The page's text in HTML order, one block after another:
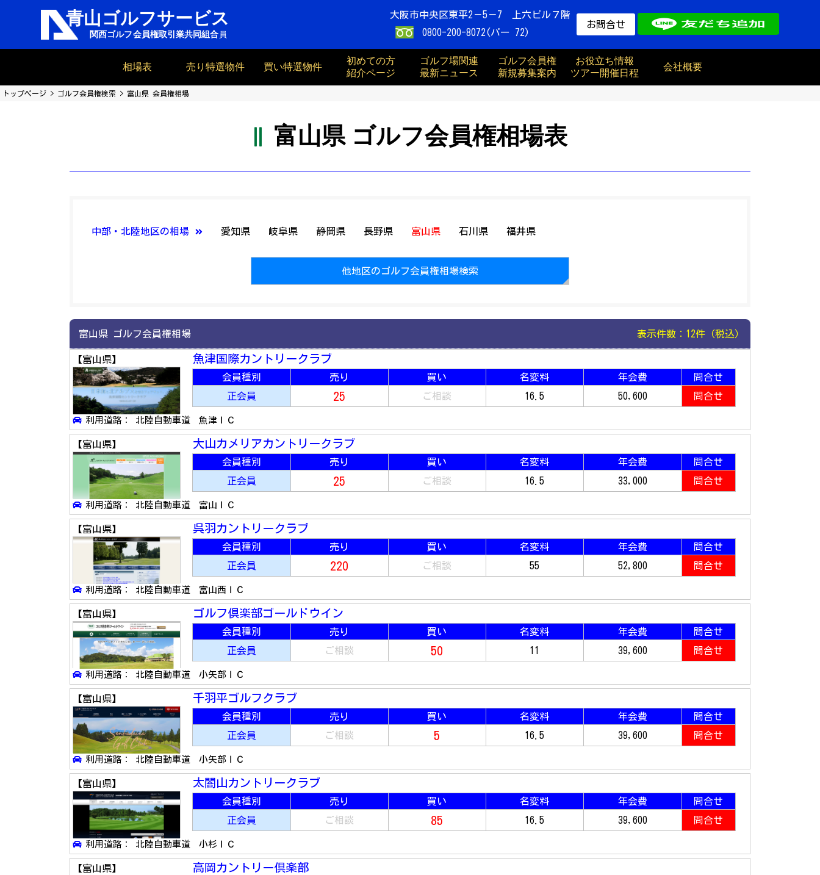
大阪市中央区東平2－5－7 上六ビル７階
0800-200-8072(パー 72)
お問合せ
相場表 売り特選物件 買い特選物件
初めての方
紹介ページ
ゴルフ場関連
最新ニュース
ゴルフ会員権
新規募集案内
お役立ち情報
ツアー開催日程
会社概要
トップページ ゴルフ会員権検索 富山県 会員権相場
富山県 ゴルフ会員権相場表
中部・北陸地区の相場 愛知県 岐阜県 静岡県 長野県 富山県 石川県 福井県
他地区のゴルフ会員権相場検索
富山県 ゴルフ会員権相場 表示件数：12件（税込）
【富山県】 魚津国際カントリークラブ
会員種別 売り 買い 名変料 年会費
問合せ
正会員
25 ご相談 16.5 50,600 問合せ
利用道路： 北陸自動車道 魚津ＩＣ
【富山県】 大山カメリアカントリークラブ
会員種別 売り 買い 名変料 年会費
問合せ
正会員
25 ご相談 16.5 33,000 問合せ
利用道路： 北陸自動車道 富山ＩＣ
【富山県】 呉羽カントリークラブ
会員種別 売り 買い 名変料 年会費
問合せ
正会員
220 ご相談 55 52,800 問合せ
利用道路： 北陸自動車道 富山西ＩＣ
【富山県】 ゴルフ倶楽部ゴールドウイン
会員種別 売り 買い 名変料 年会費
問合せ
正会員
ご相談 50 11 39,600 問合せ
利用道路： 北陸自動車道 小矢部ＩＣ
【富山県】 千羽平ゴルフクラブ
会員種別 売り 買い 名変料 年会費
問合せ
正会員
ご相談 5 16.5 39,600 問合せ
利用道路： 北陸自動車道 小矢部ＩＣ
【富山県】 太閤山カントリークラブ
会員種別 売り 買い 名変料 年会費
問合せ
正会員
ご相談 85 16.5 39,600 問合せ
利用道路： 北陸自動車道 小杉ＩＣ
【富山県】 高岡カントリー倶楽部